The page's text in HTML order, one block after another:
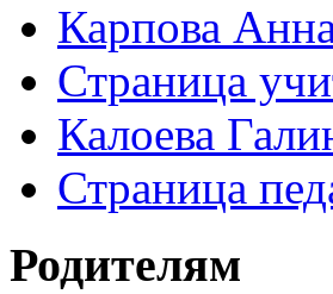
Карпова
Страница
Калоева
Страница
Родителям